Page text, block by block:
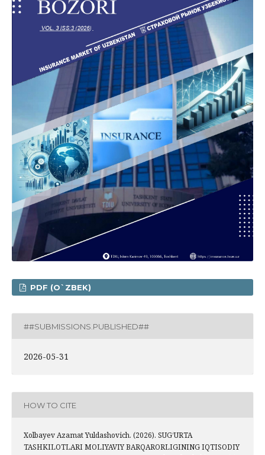
PDF (O`ZBEK)
##SUBMISSIONS.PUBLISHED##
2026-05-31
HOW TO CITE
Xolbayev Azamat Yuldashovich. (2026). SUGʻURTA
TASHKILOTLARI MOLIYAVIY BARQARORLIGINING IQTISODIY